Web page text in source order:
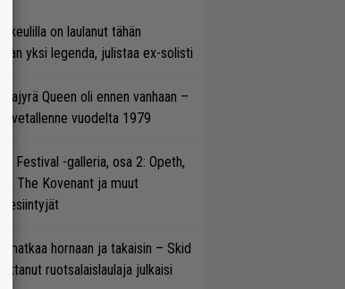
keulilla on laulanut tähän
yksi legenda, julistaa ex-solisti
Queen oli ennen vanhaan –
livetallenne vuodelta 1979
Festival -galleria, osa 2: Opeth,
The Kovenant ja muut
esiintyjät
matkaa hornaan ja takaisin – Skid
ruotsalaislaulaja julkaisi